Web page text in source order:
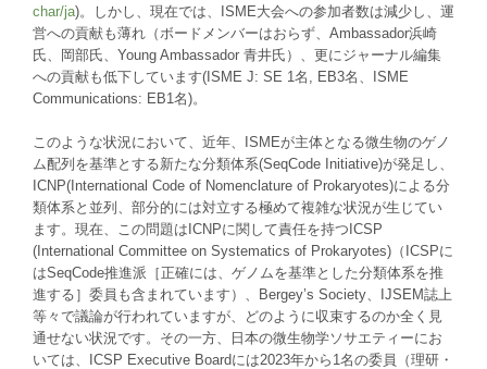
char/ja)。 しかし、現在では、 ISME大会への参加者数は減少し 、 運
営への貢献も薄れ（ボードメンバーはおらず、 Ambassador浜崎
氏、岡部氏、 Young Ambassador 青井氏）、更にジャーナル編集
への貢献も低下しています(ISME J: SE 1名 , EB3名、
ISME
Communications: EB1名)。
このような状況において、近年、 ISMEが主体となる微生物のゲノ
ム配列を基準とする新たな分類体系(SeqCode Initiative)が発足し、
ICNP(International Code of Nomenclature of Prokaryotes)による分
類体系と並列、部分的には対立する極めて複雑な状況が生じてい
ます。現在、この問題は ICNPに関して責任を持つ ICSP
(International Committee on Systematics of Prokaryotes) （ ICSPに
はSeqCode推進派［正確には、ゲノムを基準とした分類体系を推
進する ］ 委員も含まれています） 、 Bergey’s Society、 IJSEM誌上
等々で議論が行われていますが、どのように収束するのか全く見
通せない状況です。その一方、日本の微生物学ソサエティーにお
いては、
ICSP Executive Boardには2023年から 1名の委員（理研・